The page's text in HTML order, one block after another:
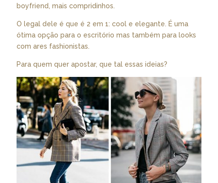
boyfriend, mais compridinhos.
O legal dele é que é 2 em 1: cool e elegante. É uma
ótima opção para o escritório mas também para looks
com ares fashionistas.
Para quem quer apostar, que tal essas ideias?